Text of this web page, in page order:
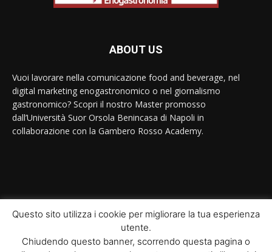
ABOUT US
Vuoi lavorare nella comunicazione food and beverage, nel
digital marketing enogastronomico o nel giornalismo
gastronomico? Scopri il nostro Master promosso
dall’Università Suor Orsola Benincasa di Napoli in
collaborazione con la Gambero Rosso Academy.
© Newspaper WordPress Theme by TagDiv
Questo sito utilizza i cookie per migliorare la tua esperienza
utente.
Chiudendo questo banner, scorrendo questa pagina o